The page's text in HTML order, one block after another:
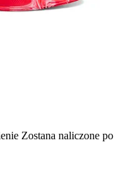
Zostana naliczone po